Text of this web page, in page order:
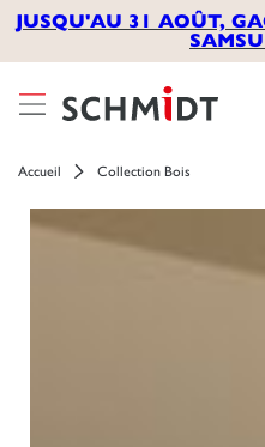
JUSQU'AU 31 AOÛT,
Accueil Collection Bois